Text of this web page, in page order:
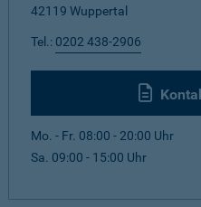
42119 Wuppertal
Tel.: 0202 438-2906
Mo. - Fr. 08:00 - 20:00 Uhr
Sa. 09:00 - 15:00 Uhr